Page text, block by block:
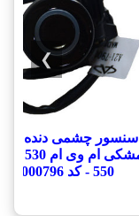
سنسور چشمی دنده
550 - کد 1000796
❯